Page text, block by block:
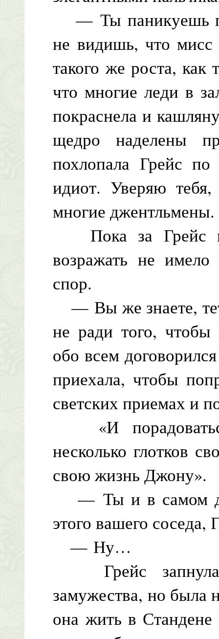
— Ты паникуешь
не видишь, что мисс
такого же роста,
что многие леди в
покраснела и
щедро наделены
похлопала Грейс
идиот. Уверяю
многие джентльмены.
Пока за Грейс
возражать не имело
спор.
— Вы же знаете,
не ради того,
обо всем
приехала, чтобы
светских приемах и
«И
несколько глотков
свою жизнь Джону».
— Ты и в самом
этого вашего соседа,
— Ну…
Грейс
замужества, но была
она жить в